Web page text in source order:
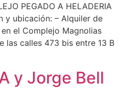
PEGADO A HELADERIA
y ubicación: – Alquiler de
el Complejo Magnolias
las calles 473 bis entre 13 B
y Jorge Bell